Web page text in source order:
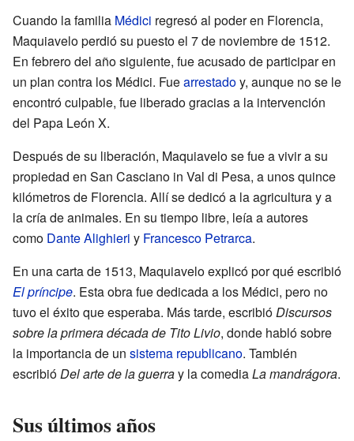
Cuando la familia Médici regresó al poder en Florencia,
Maquiavelo perdió su puesto el 7 de noviembre de 1512.
En febrero del año siguiente, fue acusado de participar en
un plan contra los Médici. Fuearrestadoy, aunque no se le
encontró culpable, fue liberado gracias a la intervención
del Papa León X.
Después de su liberación, Maquiavelo se fue a vivir a su
propiedad en San Casciano in Val di Pesa, a unos quince
kilómetros de Florencia. Allí se dedicó a la agricultura y a
la cría de animales. En su tiempo libre, leía a autores
como Dante Alighieri y Francesco Petrarca.
En una carta de 1513, Maquiavelo explicó por qué escribió
El príncipe. Esta obra fue dedicada a los Médici, pero no
tuvo el éxito que esperaba. Más tarde, escribióDiscursos
sobre la primera década de Tito Livio, donde habló sobre
la importancia de un sistema republicano. También
escribióDel arte de la guerray la comediaLa mandrágora.
Sus últimos años